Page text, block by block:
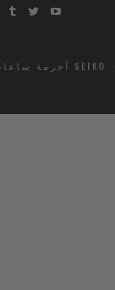
STRAPCODE
STRAPCODE
STRAPCODE
TWITTER
STRAPCODE
YOUTUBE
أحزمة ساعات لـ SEIKO